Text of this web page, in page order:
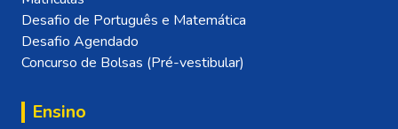
Desafio de Português e Matemática
Desafio Agendado
Concurso de Bolsas (Pré-vestibular)
Ensino